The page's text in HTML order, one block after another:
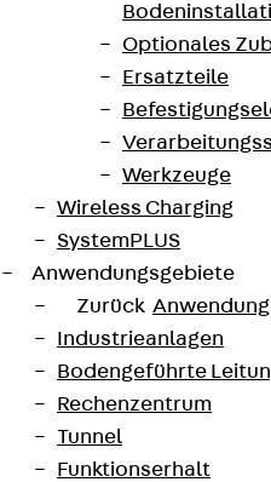
Optionales
Ersatzteile
Werkzeuge
Wireless Charging
SystemPLUS
Anwendungsgebiete
Zurück
Industrieanlagen
Bodengeführte
Rechenzentrum
Tunnel
Funktionserhalt